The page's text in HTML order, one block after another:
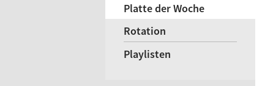
Platte der Woche
Rotation
Playlisten